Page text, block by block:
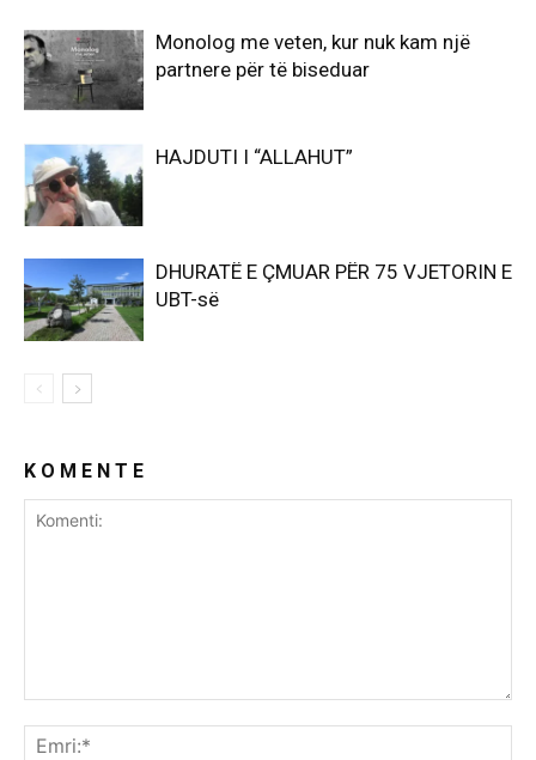
Monolog me veten, kur nuk kam një
partnere për të biseduar
HAJDUTI I “ALLAHUT”
DHURATË E ÇMUAR PËR 75 VJETORIN E
UBT-së
K O M E N T E